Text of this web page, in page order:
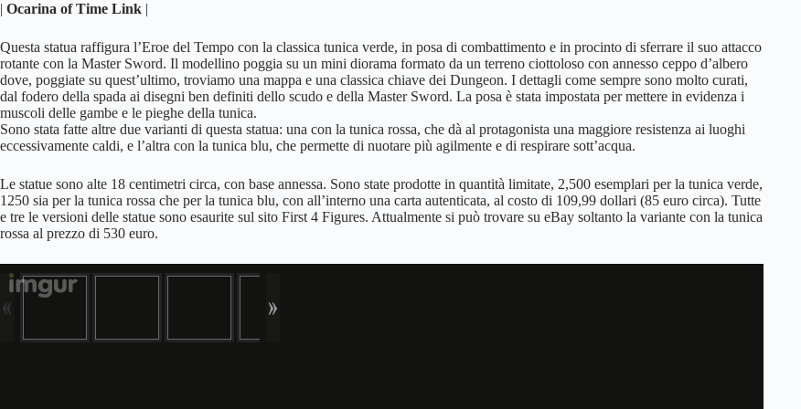
| Ocarina of Time Link |
Questa statua raffigura l’Eroe del Tempo con la classica tunica verde, in posa di combattimento e in procinto di sferrare il suo attacco
rotante con la Master Sword. Il modellino poggia su un mini diorama formato da un terreno ciottoloso con annesso ceppo d’albero
dove, poggiate su quest’ultimo, troviamo una mappa e una classica chiave dei Dungeon. I dettagli come sempre sono molto curati,
dal fodero della spada ai disegni ben definiti dello scudo e della Master Sword. La posa è stata impostata per mettere in evidenza i
muscoli delle gambe e le pieghe della tunica.
Sono stata fatte altre due varianti di questa statua: una con la tunica rossa, che dà al protagonista una maggiore resistenza ai luoghi
eccessivamente caldi, e l’altra con la tunica blu, che permette di nuotare più agilmente e di respirare sott’acqua.
Le statue sono alte 18 centimetri circa, con base annessa. Sono state prodotte in quantità limitate, 2,500 esemplari per la tunica verde,
1250 sia per la tunica rossa che per la tunica blu, con all’interno una carta autenticata, al costo di 109,99 dollari (85 euro circa). Tutte
e tre le versioni delle statue sono esaurite sul sito First 4 Figures. Attualmente si può trovare su eBay soltanto la variante con la tunica
rossa al prezzo di 530 euro.